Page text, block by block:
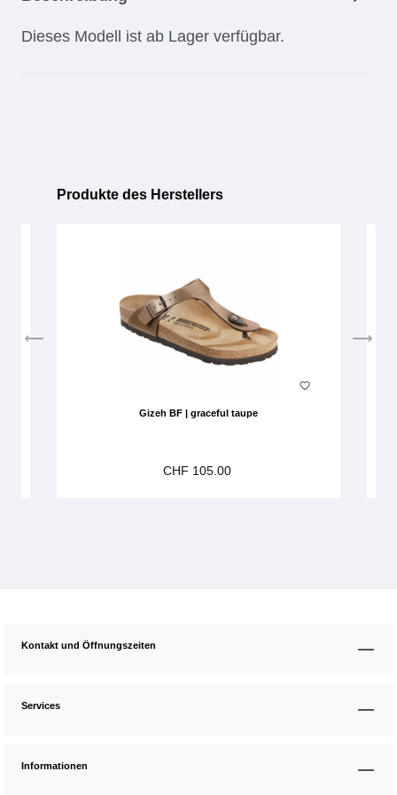
Dieses Modell ist ab Lager verfügbar.
Produktgalerie überspringen
Produkte des Herstellers
Gizeh BF | graceful taupe
CHF 105.00
Kontakt und Öffnungszeiten
Services
Informationen